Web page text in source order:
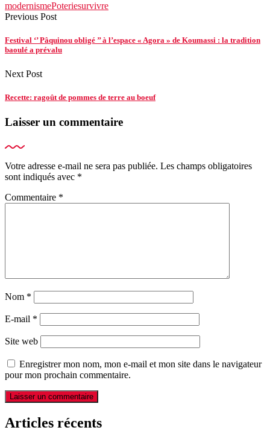
modernismePoteriesurvivre
Previous Post
Festival ‘’ Pâquinou obligé ’’ à l’espace « Agora » de Koumassi : la tradition
baoulé a prévalu
Next Post
Recette: ragoût de pommes de terre au boeuf
Laisser un commentaire
Votre adresse e-mail ne sera pas publiée. Les champs obligatoires
sont indiqués avec *
Commentaire *
Nom *
E-mail *
Site web
Enregistrer mon nom, mon e-mail et mon site dans le navigateur
pour mon prochain commentaire.
Articles récents